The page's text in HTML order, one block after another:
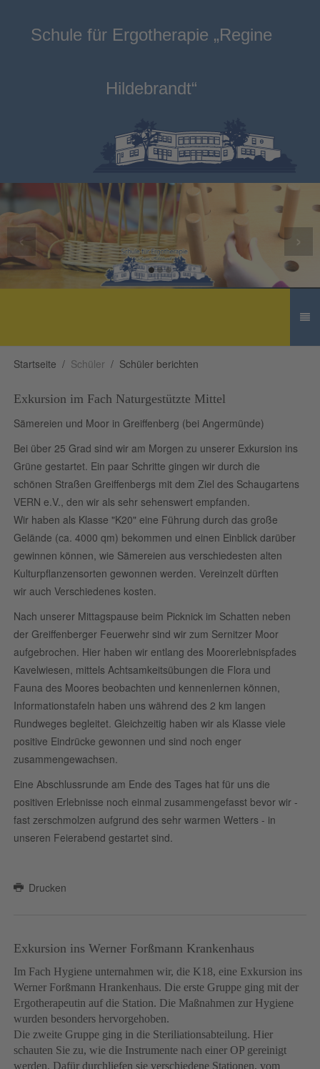
Schule für Ergotherapie „Regine
Hildebrandt“
›
‹
Startseite Schüler Schüler berichten
Exkursion im Fach Naturgestützte Mittel
Sämereien und Moor in Greiffenberg (bei Angermünde)
Bei über 25 Grad sind wir am Morgen zu unserer Exkursion ins
Grüne gestartet. Ein paar Schritte gingen wir durch die
schönen Straßen Greiffenbergs mit dem Ziel des Schaugartens
VERN e.V., den wir als sehr sehenswert empfanden.
Wir haben als Klasse "K20" eine Führung durch das große
Gelände (ca. 4000 qm) bekommen und einen Einblick darüber
gewinnen können, wie Sämereien aus verschiedesten alten
Kulturpflanzensorten gewonnen werden. Vereinzelt dürften
wir auch Verschiedenes kosten.
Nach unserer Mittagspause beim Picknick im Schatten neben
der Greiffenberger Feuerwehr sind wir zum Sernitzer Moor
aufgebrochen. Hier haben wir entlang des Moorerlebnispfades
Kavelwiesen, mittels Achtsamkeitsübungen die Flora und
Fauna des Moores beobachten und kennenlernen können,
Informationstafeln haben uns während des 2 km langen
Rundweges begleitet. Gleichzeitig haben wir als Klasse viele
positive Eindrücke gewonnen und sind noch enger
zusammengewachsen.
Eine Abschlussrunde am Ende des Tages hat für uns die
positiven Erlebnisse noch einmal zusammengefasst bevor wir -
fast zerschmolzen aufgrund des sehr warmen Wetters - in
unseren Feierabend gestartet sind.
Drucken
Exkursion ins Werner Forßmann Krankenhaus
Im Fach Hygiene unternahmen wir, die K18, eine Exkursion ins
Werner Forßmann Hrankenhaus. Die erste Gruppe ging mit der
Ergotherapeutin auf die Station. Die Maßnahmen zur Hygiene
wurden besonders hervorgehoben.
Die zweite Gruppe ging in die Steriliationsabteilung. Hier
schauten Sie zu, wie die Instrumente nach einer OP gereinigt
werden. Dafür durchliefen sie verschiedene Stationen, vom